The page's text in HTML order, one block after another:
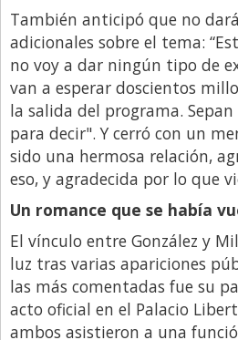
Opinion
País
Política
Publicidad y Marketing
Real Estate y Propiedades
Santa Fe
Show Business
Sociedad
También anticipó que no
adicionales sobre el tema:
no voy a dar ningún tipo de
van a esperar doscientos
la salida del programa.
para decir". Y cerró con un
sido una hermosa relación,
eso, y agradecida por lo que
Un romance que se había
El vínculo entre González y
luz tras varias apariciones
las más comentadas fue su
acto oficial en el Palacio
ambos asistieron a una